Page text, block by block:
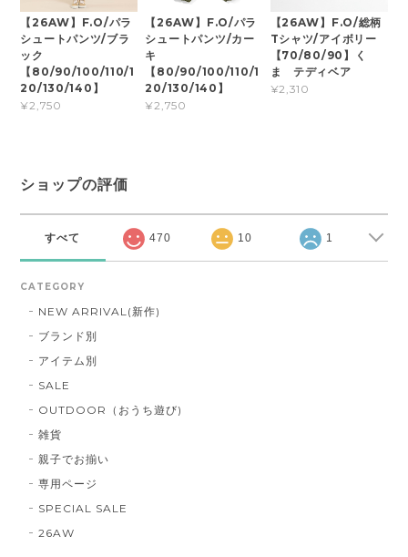
【26AW】F.O/パラ
シュートパンツ/ブラ
ック
【80/90/100/110/1
20/130/140】
¥2,750
【26AW】F.O/パラ
シュートパンツ/カー
キ
【80/90/100/110/1
20/130/140】
¥2,750
【26AW】F.O/総柄
Tシャツ/アイボリー
【70/80/90】く
ま テディベア
¥2,310
ショップの評価
すべて 470 10 1
CATEGORY
NEW ARRIVAL(新作)
ブランド別
アイテム別
SALE
OUTDOOR（おうち遊び)
雑貨
親子でお揃い
専用ページ
SPECIAL SALE
26AW